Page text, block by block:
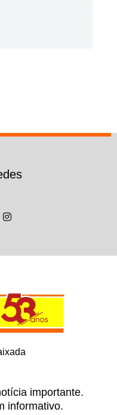
importante.
informativo.